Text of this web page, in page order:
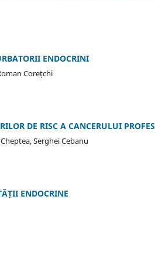
ENDOCRINI
Corețchi
DE RISC A CANCERULUI
Serghei Cebanu
ENDOCRINE